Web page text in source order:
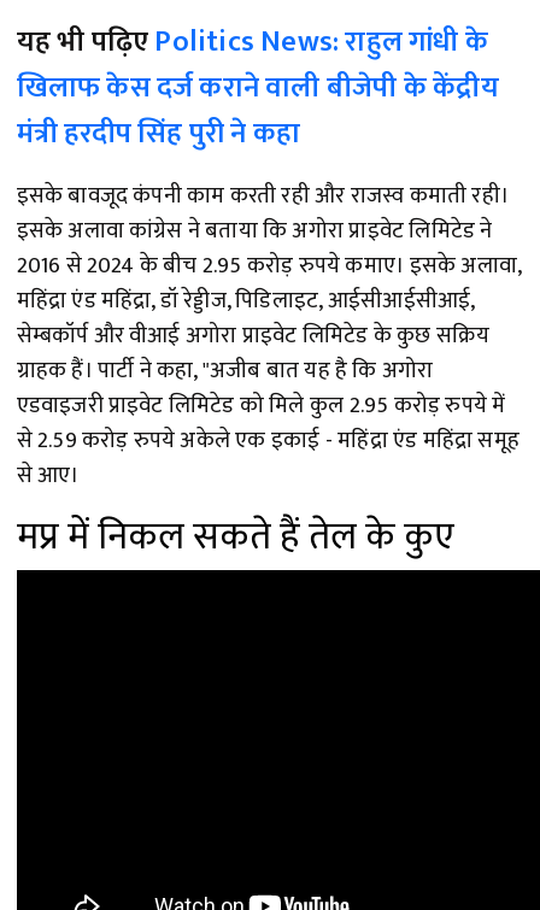
यह भी पढ़िएPolitics News: राहुल गांधी के
खिलाफ केस दर्ज कराने वाली बीजेपी के केंद्रीय
मंत्री हरदीप सिंह पुरी ने कहा
इसके बावजूद कंपनी काम करती रही और राजस्व कमाती रही।
इसके अलावा कांग्रेस ने बताया कि अगोरा प्राइवेट लिमिटेड ने
2016 से 2024 के बीच 2.95 करोड़ रुपये कमाए। इसके अलावा,
महिंद्रा एंड महिंद्रा, डॉ रेड्डीज, पिडिलाइट, आईसीआईसीआई,
सेम्बकॉर्प और वीआई अगोरा प्राइवेट लिमिटेड के कुछ सक्रिय
ग्राहक हैं।पार्टी ने कहा, "अजीब बात यह है कि अगोरा
एडवाइजरी प्राइवेट लिमिटेड को मिले कुल 2.95 करोड़ रुपये में
से 2.59 करोड़ रुपये अकेले एक इकाई - महिंद्रा एंड महिंद्रा समूह
से आए।
मप्र में निकल सकते हैं तेल के कुए